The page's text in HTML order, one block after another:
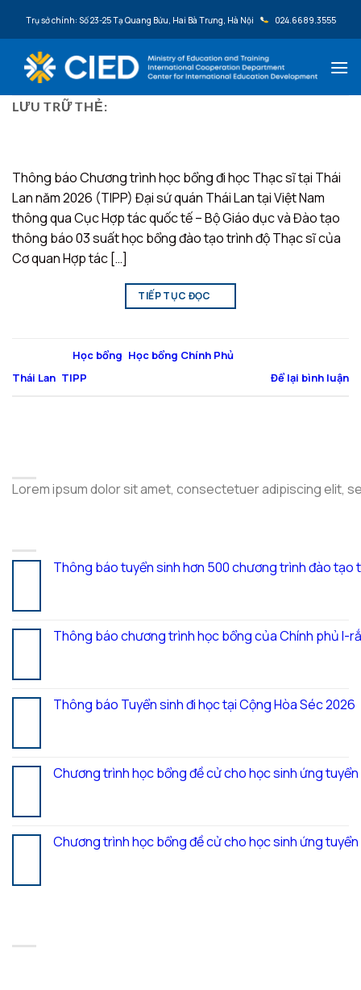
Trụ sở chính: Số 23-25 Tạ Quang Bửu, Hai Bà Trưng, Hà Nội 024.6689.3555
LƯU TRỮ THẺ:
Thông báo Chương trình học bổng đi học Thạc sĩ tại Thái
Lan năm 2026 (TIPP) Đại sứ quán Thái Lan tại Việt Nam
thông qua Cục Hợp tác quốc tế – Bộ Giáo dục và Đào tạo
thông báo 03 suất học bổng đào tạo trình độ Thạc sĩ của
Cơ quan Hợp tác […]
TIẾP TỤC ĐỌC
Học bổng Học bổng Chính Phủ
Thái Lan TIPP Để lại bình luận
Lorem ipsum dolor sit amet, consectetuer adipiscing elit,
Thông báo tuyển sinh hơn 500 chương trình đào tạo
Thông báo chương trình học bổng của Chính phủ I-
Thông báo Tuyển sinh đi học tại Cộng Hòa Séc 2026
Chương trình học bổng đề cử cho học sinh ứng
Chương trình học bổng đề cử cho học sinh ứng